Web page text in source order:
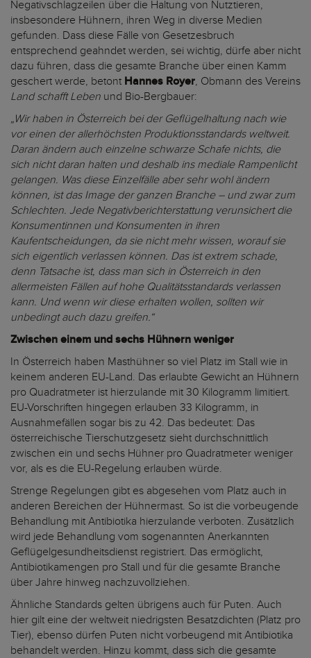
Negativschlagzeilen über die Haltung von Nutztieren,
insbesondere Hühnern, ihren Weg in diverse Medien
gefunden. Dass diese Fälle von Gesetzesbruch
entsprechend geahndet werden, sei wichtig, dürfe aber nicht
dazu führen, dass die gesamte Branche über einen Kamm
geschert werde, betont Hannes Royer, Obmann des Vereins
Land schafft Leben und Bio-Bergbauer:
„Wir haben in Österreich bei der Geflügelhaltung nach wie
vor einen der allerhöchsten Produktionsstandards weltweit.
Daran ändern auch einzelne schwarze Schafe nichts, die
sich nicht daran halten und deshalb ins mediale Rampenlicht
gelangen. Was diese Einzelfälle aber sehr wohl ändern
können, ist das Image der ganzen Branche – und zwar zum
Schlechten. Jede Negativberichterstattung verunsichert die
Konsumentinnen und Konsumenten in ihren
Kaufentscheidungen, da sie nicht mehr wissen, worauf sie
sich eigentlich verlassen können. Das ist extrem schade,
denn Tatsache ist, dass man sich in Österreich in den
allermeisten Fällen auf hohe Qualitätsstandards verlassen
kann. Und wenn wir diese erhalten wollen, sollten wir
unbedingt auch dazu greifen.“
Zwischen einem und sechs Hühnern weniger
In Österreich haben Masthühner so viel Platz im Stall wie in
keinem anderen EU-Land. Das erlaubte Gewicht an Hühnern
pro Quadratmeter ist hierzulande mit 30 Kilogramm limitiert.
EU-Vorschriften hingegen erlauben 33 Kilogramm, in
Ausnahmefällen sogar bis zu 42. Das bedeutet: Das
österreichische Tierschutzgesetz sieht durchschnittlich
zwischen ein und sechs Hühner pro Quadratmeter weniger
vor, als es die EU-Regelung erlauben würde.
Strenge Regelungen gibt es abgesehen vom Platz auch in
anderen Bereichen der Hühnermast. So ist die vorbeugende
Behandlung mit Antibiotika hierzulande verboten. Zusätzlich
wird jede Behandlung vom sogenannten Anerkannten
Geflügelgesundheitsdienst registriert. Das ermöglicht,
Antibiotikamengen pro Stall und für die gesamte Branche
über Jahre hinweg nachzuvollziehen.
Ähnliche Standards gelten übrigens auch für Puten. Auch
hier gilt eine der weltweit niedrigsten Besatzdichten (Platz pro
Tier), ebenso dürfen Puten nicht vorbeugend mit Antibiotika
behandelt werden. Hinzu kommt, dass sich die gesamte